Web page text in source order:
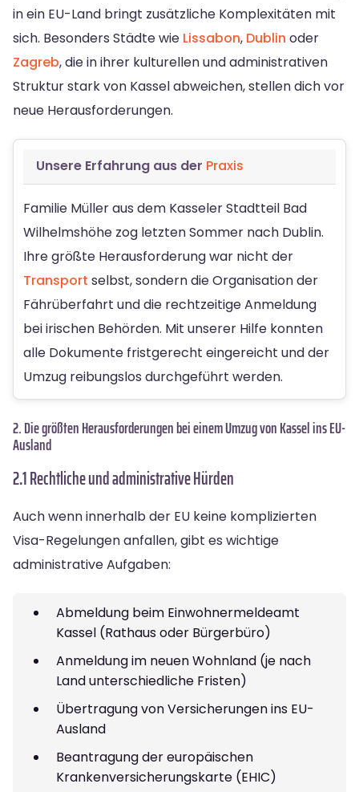
in ein EU-Land bringt zusätzliche Komplexitäten mit
sich. Besonders Städte wie Lissabon, Dublin oder
Zagreb, die in ihrer kulturellen und administrativen
Struktur stark von Kassel abweichen, stellen dich vor
neue Herausforderungen.
Unsere Erfahrung aus der Praxis
Familie Müller aus dem Kasseler Stadtteil Bad
Wilhelmshöhe zog letzten Sommer nach Dublin.
Ihre größte Herausforderung war nicht der
Transport selbst, sondern die Organisation der
Fährüberfahrt und die rechtzeitige Anmeldung
bei irischen Behörden. Mit unserer Hilfe konnten
alle Dokumente fristgerecht eingereicht und der
Umzug reibungslos durchgeführt werden.
2. Die größten Herausforderungen bei einem Umzug von Kassel ins EU-
Ausland
2.1 Rechtliche und administrative Hürden
Auch wenn innerhalb der EU keine komplizierten
Visa-Regelungen anfallen, gibt es wichtige
administrative Aufgaben:
Abmeldung beim Einwohnermeldeamt
Kassel (Rathaus oder Bürgerbüro)
Anmeldung im neuen Wohnland (je nach
Land unterschiedliche Fristen)
Übertragung von Versicherungen ins EU-
Ausland
Beantragung der europäischen
Krankenversicherungskarte (EHIC)